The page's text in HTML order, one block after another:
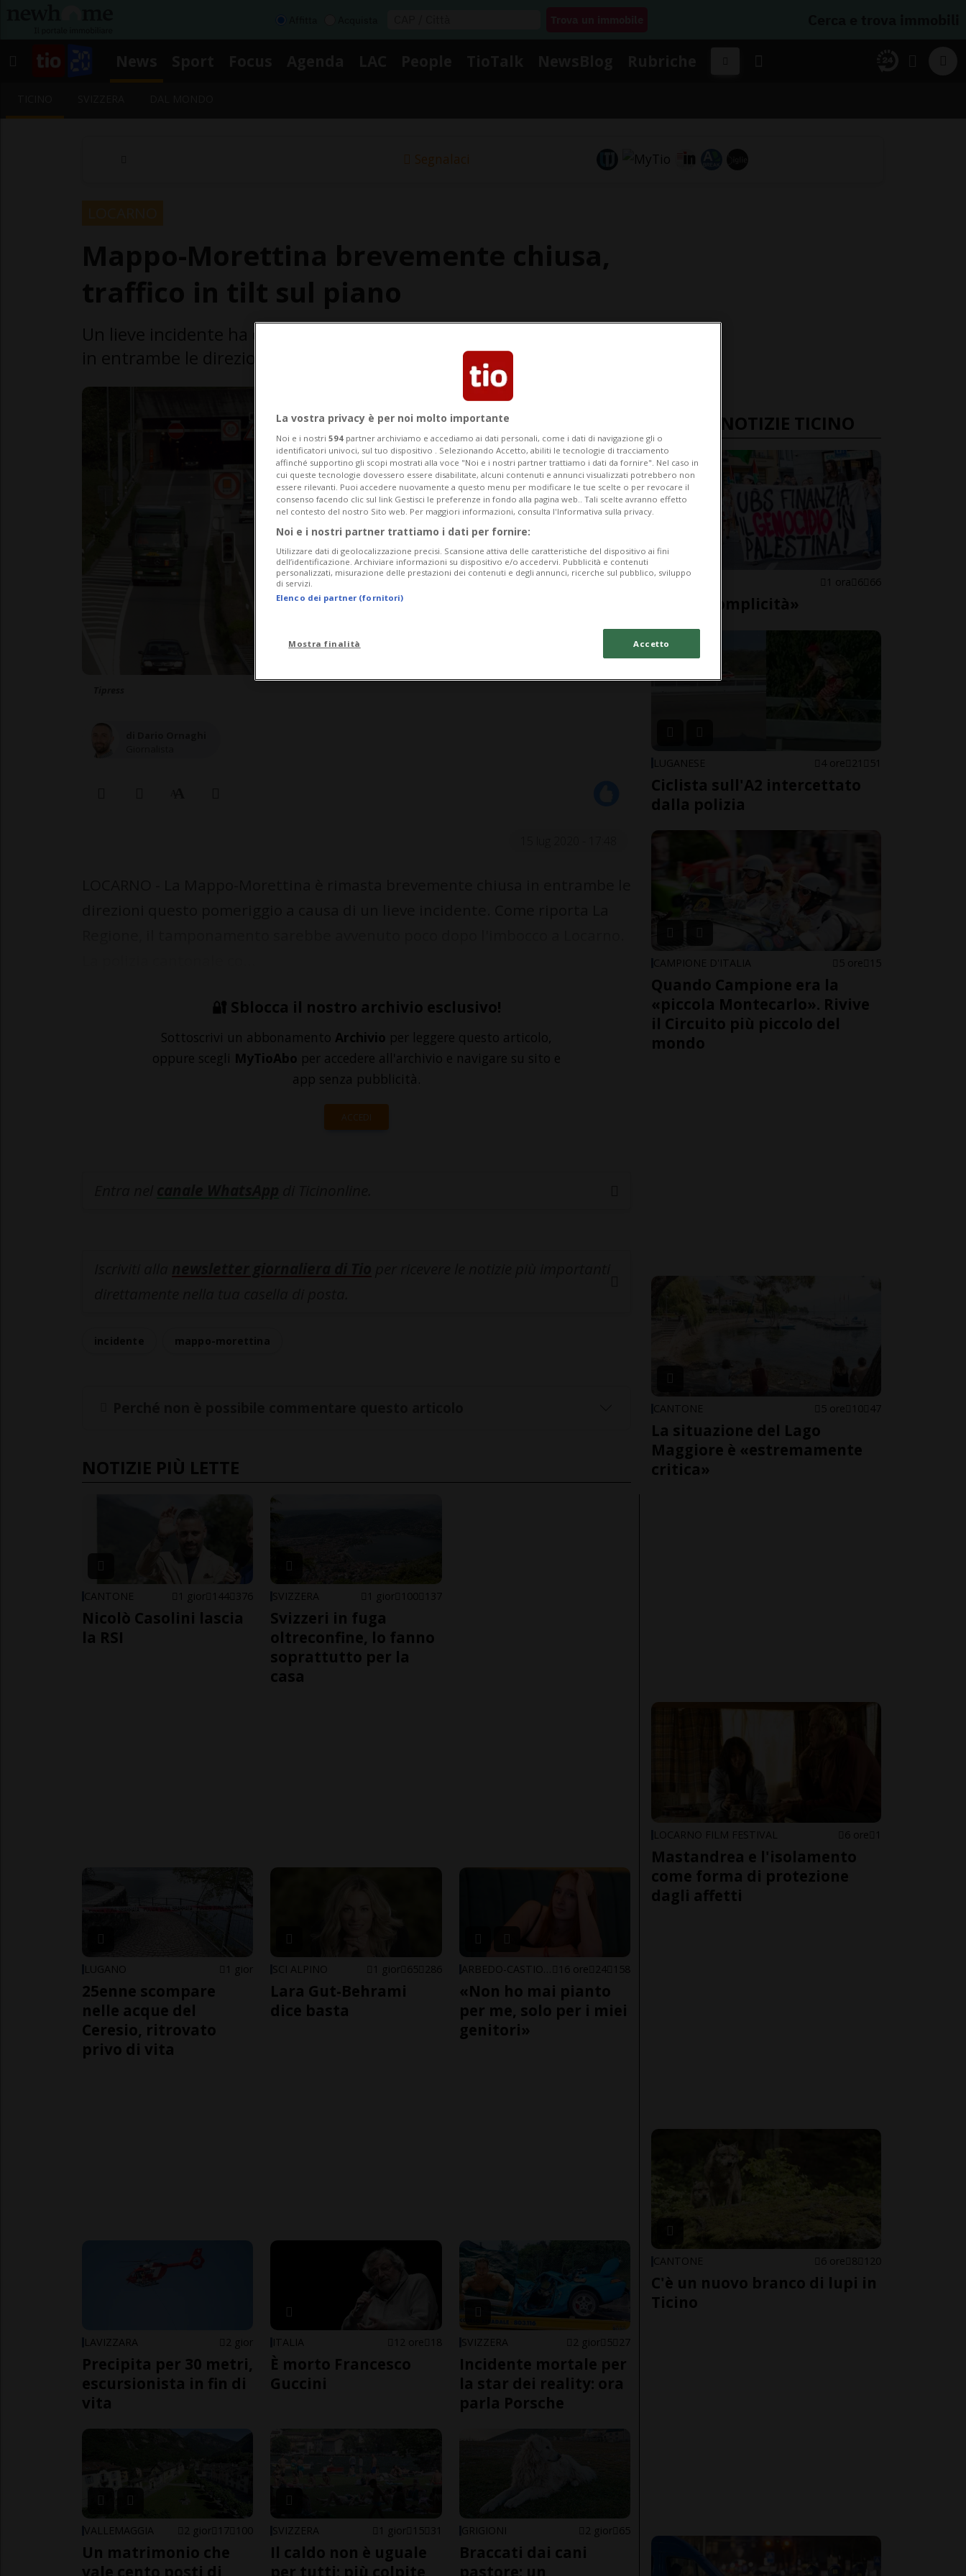
Segnalaci
🔐 Sblocca il nostro archivio esclusivo!
Sottoscrivi un abbonamento Archivio per leggere questo articolo,
oppure scegli MyTioAbo per accedere all'archivio e navigare su sito e
app senza pubblicità.
ACCEDI
NOTIZIE PIÙ LETTE
CANTONE 1 gior 144 376
Nicolò Casolini lascia
la RSI
SVIZZERA 1 gior 100 137
Svizzeri in fuga
oltreconfine, lo fanno
soprattutto per la
casa
LUGANO 1 gior
25enne scompare
nelle acque del
Ceresio, ritrovato
privo di vita
SCI ALPINO 1 gior 65 286
Lara Gut-Behrami
dice basta
16 ore 24 158
«Non ho mai pianto
per me, solo per i miei
genitori»
LAVIZZARA 2 gior
Precipita per 30 metri,
escursionista in fin di
vita
ITALIA 12 ore 18
È morto Francesco
Guccini
SVIZZERA 2 gior 5 27
Incidente mortale per
la star dei reality: ora
parla Porsche
VALLEMAGGIA 2 gior 17 100
Un matrimonio che
vale cento posti di
SVIZZERA 1 gior 15 31
Il caldo non è uguale
per tutti: più colpite
GRIGIONI 2 gior 65
Braccati dai cani
pastore: un
ULTIME NOTIZIE TICINO
LOCARNO 1 ora 6 66
«Basta complicità»
LUGANESE 4 ore 21 51
Ciclista sull'A2 intercettato
dalla polizia
CAMPIONE D'ITALIA 5 ore 15
Quando Campione era la
«piccola Montecarlo». Rivive
il Circuito più piccolo del
mondo
CANTONE 5 ore 10 47
La situazione del Lago
Maggiore è «estremamente
critica»
LOCARNO FILM FESTIVAL 6 ore 1
Mastandrea e l'isolamento
come forma di protezione
dagli affetti
CANTONE 6 ore 8 120
C'è un nuovo branco di lupi in
Ticino
La vostra privacy è per noi molto importante
Noi e i nostri 594 partner archiviamo e accediamo ai dati personali, come i dati di navigazione gli o
identificatori univoci, sul tuo dispositivo . Selezionando Accetto, abiliti le tecnologie di tracciamento
affinché supportino gli scopi mostrati alla voce "Noi e i nostri partner trattiamo i dati da fornire". Nel caso in
cui queste tecnologie dovessero essere disabilitate, alcuni contenuti e annunci visualizzati potrebbero non
essere rilevanti. Puoi accedere nuovamente a questo menu per modificare le tue scelte o per revocare il
consenso facendo clic sul link Gestisci le preferenze in fondo alla pagina web.. Tali scelte avranno effetto
nel contesto del nostro Sito web. Per maggiori informazioni, consulta l'Informativa sulla privacy.
Noi e i nostri partner trattiamo i dati per fornire:
Utilizzare dati di geolocalizzazione precisi. Scansione attiva delle caratteristiche del dispositivo ai fini
dell’identificazione. Archiviare informazioni su dispositivo e/o accedervi. Pubblicità e contenuti
personalizzati, misurazione delle prestazioni dei contenuti e degli annunci, ricerche sul pubblico, sviluppo
di servizi.
Elenco dei partner (fornitori)
Mostra finalità Accetto